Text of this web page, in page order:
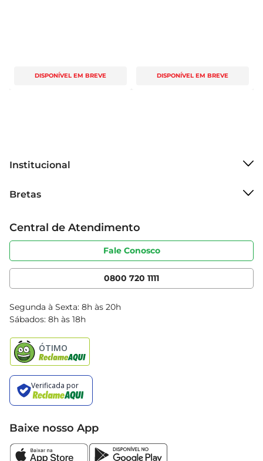
DISPONÍVEL EM BREVE DISPONÍVEL EM BREVE
Institucional
Grupo Cencosud
Sobre privacidade
Portal do fornecedor
Cencosud Media
Bretas
Produtos Bretas
Código de ética
Serviços
Clube Bretas
Blog Bretas
Black Friday
Central de Atendimento
Fale Conosco
0800 720 1111
Segunda à Sexta: 8h às 20h
Sábados: 8h às 18h
Baixe nosso App